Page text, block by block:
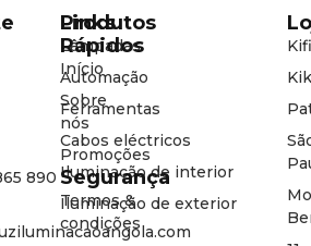
Produtos
Lâmpadas
Automação
Ferramentas
Cabos eléctricos
Iluminação de interior
Iluminação de exterior
Links
Rápidos
Início
Sobre
nós
Promoções
Segurança
Termos &
condições
890